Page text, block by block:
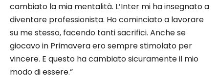
cambiato la mia mentalità. L’Inter mi ha insegnato a
diventare professionista. Ho cominciato a lavorare
su me stesso, facendo tanti sacrifici. Anche se
giocavo in Primavera ero sempre stimolato per
vincere. E questo ha cambiato sicuramente il mio
modo di essere.”